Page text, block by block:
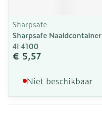
Sharpsafe
Sharpsafe Naaldcontainer
4l 4100
€ 5,57
Niet beschikbaar